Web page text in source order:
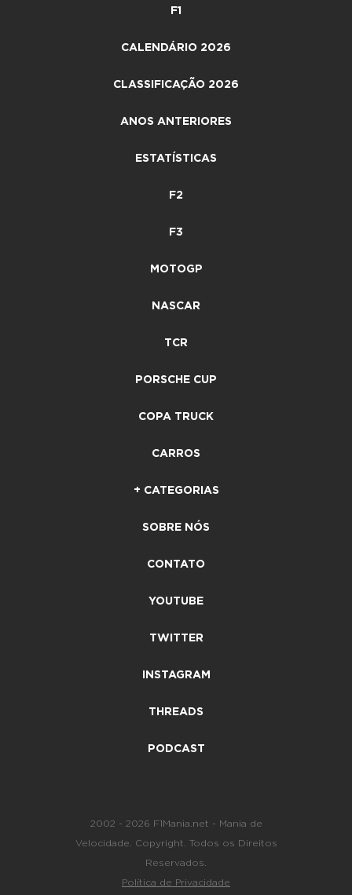
F1
CALENDÁRIO 2026
CLASSIFICAÇÃO 2026
ANOS ANTERIORES
ESTATÍSTICAS
F2
F3
MOTOGP
NASCAR
TCR
PORSCHE CUP
COPA TRUCK
CARROS
+ CATEGORIAS
SOBRE NÓS
CONTATO
YOUTUBE
TWITTER
INSTAGRAM
THREADS
PODCAST
2002 - 2026 F1Mania.net - Mania de
Velocidade. Copyright. Todos os Direitos
Reservados.
Política de Privacidade